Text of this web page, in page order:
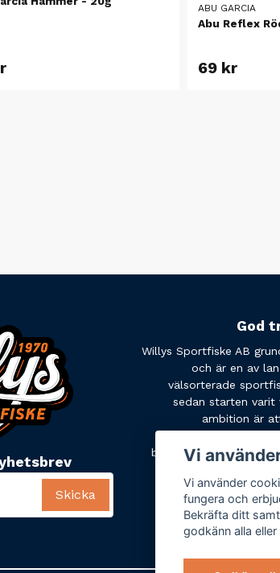
ABU GARCIA
Abu Reflex
69 kr
Skicka
God
Willys Sportfiske AB
och är en av
välsorterade
sedan starten varit
ambition är
behöver. Tveka inte att
Vi
Vi använder
fungera och
Bekräfta ditt
godkänn alla